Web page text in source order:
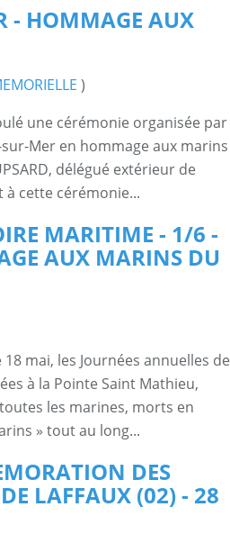
- HOMMAGE AUX
)
une cérémonie organisée par
Mer en hommage aux marins
délégué extérieur de
à cette cérémonie...
MARITIME - 1/6 -
AUX MARINS DU
mai, les Journées annuelles de
à la Pointe Saint Mathieu,
les marines, morts en
» tout au long...
DES
LAFFAUX (02) - 28